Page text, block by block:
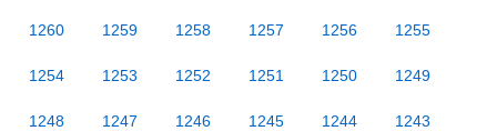
1260 1259 1258 1257 1256 1255
1254 1253 1252 1251 1250 1249
1248 1247 1246 1245 1244 1243